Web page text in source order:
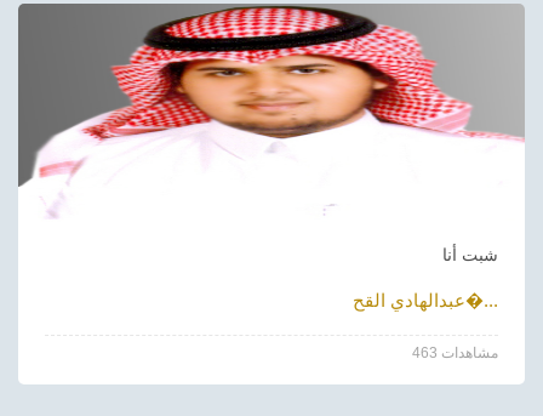
شبت أنا
عبدالهادي القح�...
463 مشاهدات